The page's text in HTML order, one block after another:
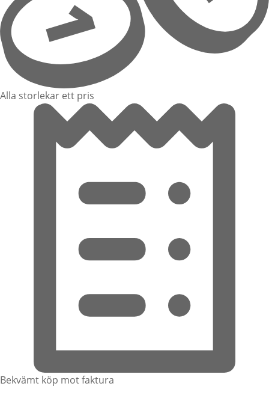
Alla storlekar ett pris
Bekvämt köp mot faktura